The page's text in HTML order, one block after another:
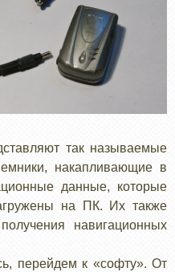
так называемые
накапливающие в
данные, которые
на ПК. Их также
навигационных
перейдем к «софту». От